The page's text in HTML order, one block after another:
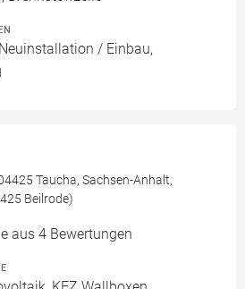
/ Einbau,
Taucha, Sachsen-Anhalt,
Beilrode)
aus 4 Bewertungen